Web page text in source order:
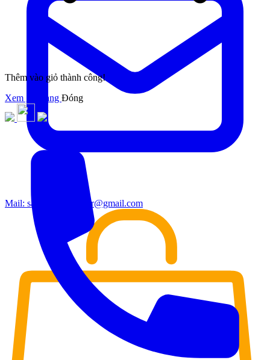
Mail: sales.moderndoor@gmail.com
Thêm vào giỏ thành công!
Xem giỏ hàng Đóng